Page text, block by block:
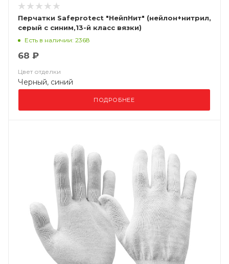
Перчатки Safeprotect "НейпНит" (нейлон+нитрил,
серый с синим,13-й класс вязки)
Есть в наличии: 2368
68 ₽
Цвет отделки
Черный, синий
ПОДРОБНЕЕ